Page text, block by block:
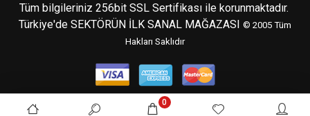
Tüm bilgileriniz 256bit SSL Sertifikası ile korunmaktadır.
Türkiye'de SEKTÖRÜN İLK SANAL MAĞAZASI © 2005 Tüm
Hakları Saklıdır
0